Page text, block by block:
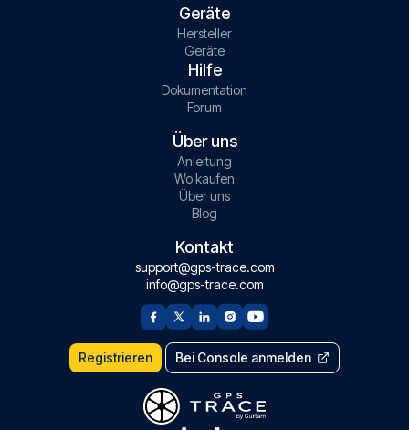
Geräte
Hersteller
Geräte
Hilfe
Dokumentation
Forum
Über uns
Anleitung
Wo kaufen
Über uns
Blog
Kontakt
support@gps-trace.com
info@gps-trace.com
Registrieren Bei Console anmelden